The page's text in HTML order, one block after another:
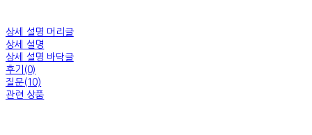
상세 설명 머리글
상세 설명
상세 설명 바닥글
후기(0)
질문(10)
관련 상품